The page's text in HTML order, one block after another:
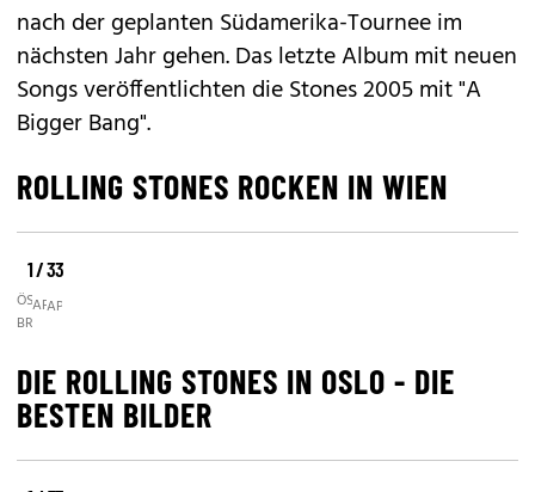
nach der geplanten Südamerika-Tournee im
nächsten Jahr gehen. Das letzte Album mit neuen
Songs veröffentlichten die Stones 2005 mit "A
Bigger Bang".
ROLLING STONES ROCKEN IN WIEN
1 / 33
ÖSTERREICH/
BRUNA
©
APA
©
APA
DIE ROLLING STONES IN OSLO - DIE
BESTEN BILDER